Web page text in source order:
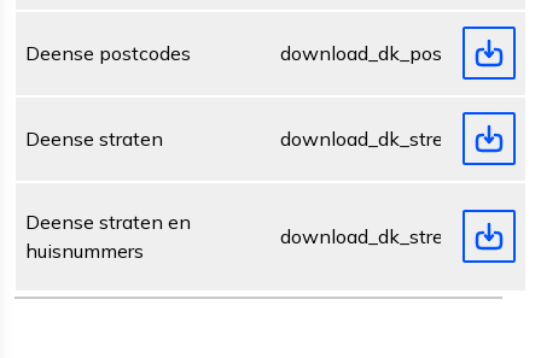
Deense postcodes download_dk_postcode.zip
Deense straten download_dk_street.zip
Deense straten en
huisnummers